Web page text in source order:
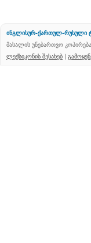
ინგლისურ-ქართულ-რუსული
მასალის უნებართვო
ლექსიკონის შესახებ |